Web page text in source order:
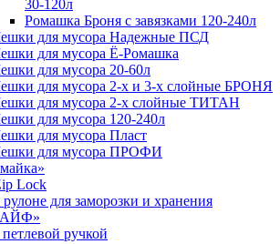
30-120л
Ромашка Броня с завязками 120-240л
для мусора Надежные ПСД
для мусора Ё-Ромашка
для мусора 20-60л
для мусора 2-х и 3-х слойные БРОНЯ
для мусора 2-х слойные ТИТАН
для мусора 120-240л
для мусора Пласт
для мусора ПРОФИ
Lock
для заморозки и хранения
ручкой